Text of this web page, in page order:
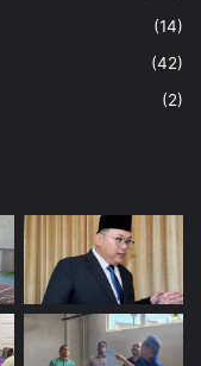
(14)
(42)
(2)